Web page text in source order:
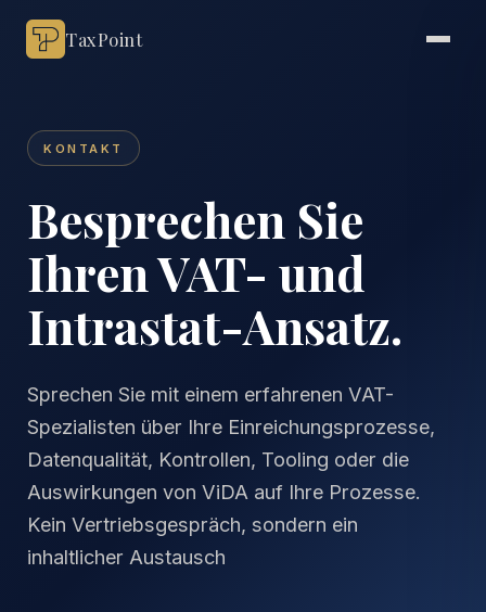
TaxPoint
KONTAKT
Besprechen Sie
Ihren VAT- und
Intrastat-Ansatz.
Sprechen Sie mit einem erfahrenen VAT-
Spezialisten über Ihre Einreichungsprozesse,
Datenqualität, Kontrollen, Tooling oder die
Auswirkungen von ViDA auf Ihre Prozesse.
Kein Vertriebsgespräch, sondern ein
inhaltlicher Austausch